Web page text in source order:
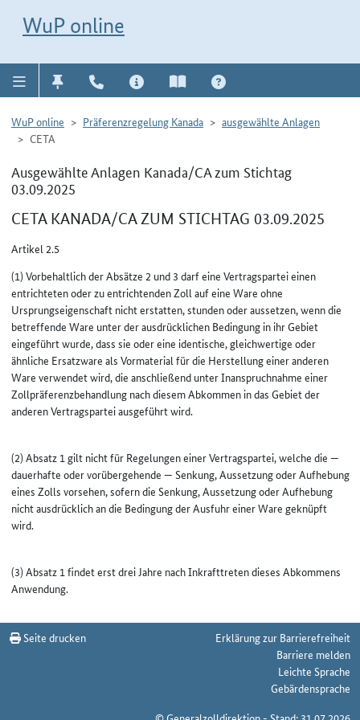
WuP online
WuP online Präferenzregelung Kanada
ausgewählte Anlagen
CETA
Ausgewählte Anlagen Kanada/CA zum Stichtag
03.09.2025
CETA KANADA/CA ZUM STICHTAG 03.09.2025
Artikel 2.5
(1) Vorbehaltlich der Absätze 2 und 3 darf eine Vertragspartei einen
entrichteten oder zu entrichtenden Zoll auf eine Ware ohne
Ursprungseigenschaft nicht erstatten, stunden oder aussetzen, wenn die
betreffende Ware unter der ausdrücklichen Bedingung in ihr Gebiet
eingeführt wurde, dass sie oder eine identische, gleichwertige oder
ähnliche Ersatzware als Vormaterial für die Herstellung einer anderen
Ware verwendet wird, die anschließend unter Inanspruchnahme einer
Zollpräferenzbehandlung nach diesem Abkommen in das Gebiet der
anderen Vertragspartei ausgeführt wird.
(2) Absatz 1 gilt nicht für Regelungen einer Vertragspartei, welche die —
dauerhafte oder vorübergehende — Senkung, Aussetzung oder Aufhebung
eines Zolls vorsehen, sofern die Senkung, Aussetzung oder Aufhebung
nicht ausdrücklich an die Bedingung der Ausfuhr einer Ware geknüpft
wird.
(3) Absatz 1 findet erst drei Jahre nach Inkrafttreten dieses Abkommens
Anwendung.
Seite drucken
Erklärung zur Barrierefreiheit
Barriere melden
Leichte Sprache
Gebärdensprache